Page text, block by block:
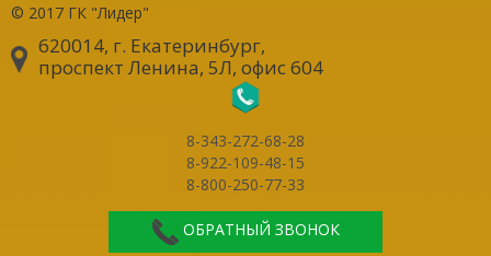
© 2017 ГК "Лидер"
620014, г. Екатеринбург,
проспект Ленина, 5Л, офис 604
8-343-272-68-28
8-922-109-48-15
8-800-250-77-33
ОБРАТНЫЙ ЗВОНОК